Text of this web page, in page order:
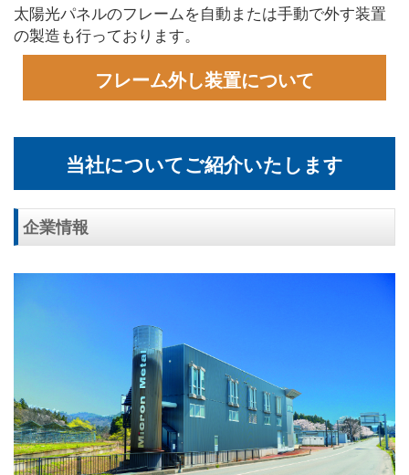
太陽光パネルのフレームを自動または手動で外す装置
の製造も行っております。
フレーム外し装置について
当社についてご紹介いたします
企業情報